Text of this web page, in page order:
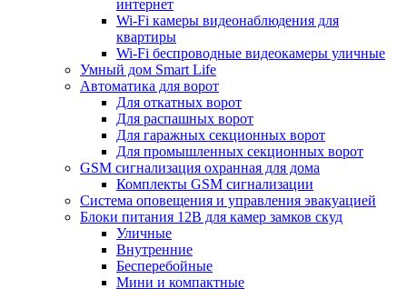
интернет
Wi-Fi камеры видеонаблюдения для
квартиры
Wi-Fi беспроводные видеокамеры уличные
Умный дом Smart Life
Автоматика для ворот
Для откатных ворот
Для распашных ворот
Для гаражных секционных ворот
Для промышленных секционных ворот
GSM сигнализация охранная для дома
Комплекты GSM сигнализации
Cистема оповещения и управления эвакуацией
Блоки питания 12В для камер замков скуд
Уличные
Внутренние
Бесперебойные
Мини и компактные